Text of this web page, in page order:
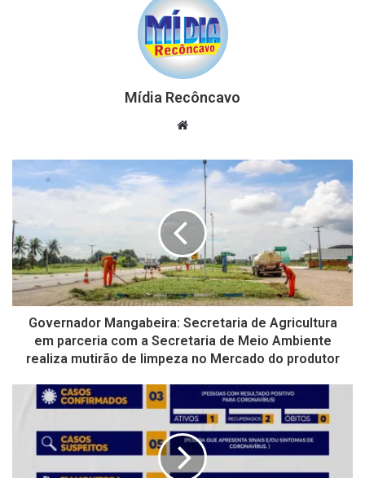
Mídia Recôncavo
Website
Governador Mangabeira: Secretaria de Agricultura
em parceria com a Secretaria de Meio Ambiente
realiza mutirão de limpeza no Mercado do produtor